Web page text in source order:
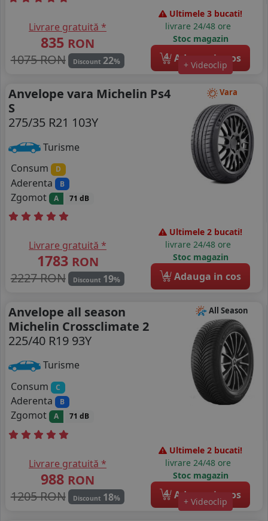
+ Videoclip
Livrare gratuită *
835 RON
1075 RON
Discount 22%
Ultimele 3 bucati!
livrare 24/48 ore
Stoc magazin
4 Adauga in cos
Vara
Anvelope vara Michelin Ps4
S
275/35 R21 103Y
Turisme
Consum
D
Aderenta B
Zgomot A 71 dB
Livrare gratuită *
1783 RON
2227 RON
Discount 19%
Ultimele 2 bucati!
livrare 24/48 ore
Stoc magazin
4 Adauga in cos
All Season
+ Videoclip
Anvelope all season
Michelin Crossclimate 2
225/40 R19 93Y
Turisme
Consum
C
Aderenta B
Zgomot A 71 dB
Livrare gratuită *
988 RON
1205 RON
Discount 18%
Ultimele 2 bucati!
livrare 24/48 ore
Stoc magazin
4 Adauga in cos